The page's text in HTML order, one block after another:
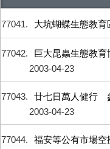
77041 大坑蝴蝶生態教
77042 巨大昆蟲生態教
2003-04-23
77043 廿七日萬人健行
2003-04-23
77044 福安等公有市場